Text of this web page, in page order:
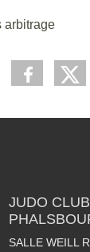
arbitrage
JUDO
SALLE WEILL